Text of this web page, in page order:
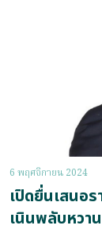
6 พฤศจิกายน 2024
เปิดยื่นเสนอ
เนินพลับหวาน